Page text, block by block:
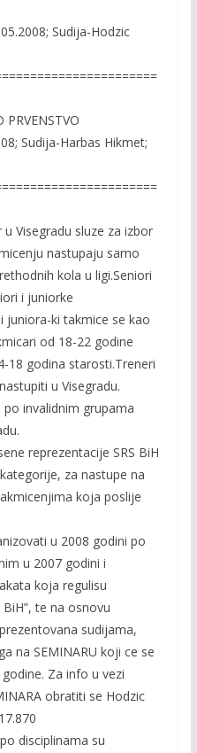
Sudija-Hodzic
PRVENSTVO
Sudija-Harbas Hikmet;
Visegradu sluze za izbor
nastupaju samo
kola u ligi.Seniori
i juniorke
juniora-ki takmice se kao
od 18-22 godine
18 godina starosti.Treneri
u Visegradu.
invalidnim grupama
reprezentacije SRS BiH
za nastupe na
koja poslije
u 2008 godini po
u 2007 godini i
koja regulisu
te na osnovu
sudijama,
na SEMINARU koji ce se
Za info u vezi
obratiti se Hodzic
disciplinama su